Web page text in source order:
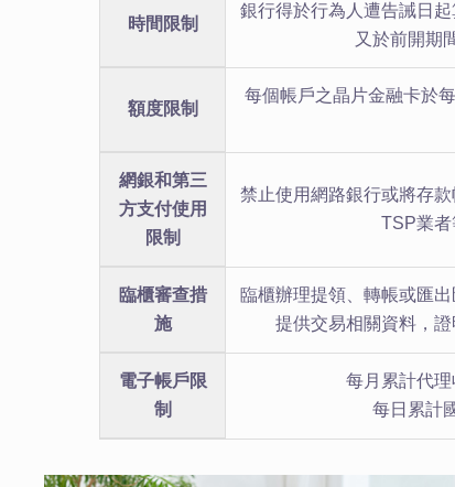
時間限制
銀行得於行為人遭告誡日
又於前開期
額度限制
每個帳戶之晶片金融卡於
網銀和第三
方支付使用
限制
禁止使用網路銀行或將存
TSP業者
臨櫃審查措
施
臨櫃辦理提領、轉帳或匯
提供交易相關資料，
電子帳戶限
制
每月累計代
每日累計